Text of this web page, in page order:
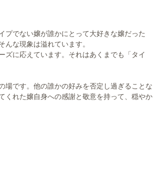
プでない嬢が誰かにとって大好きな嬢だった
な現象は溢れています。
ズに応えています。それはあくまでも「タイ
場です。他の誰かの好みを否定し過ぎることな
くれた嬢自身への感謝と敬意を持って、穏やか